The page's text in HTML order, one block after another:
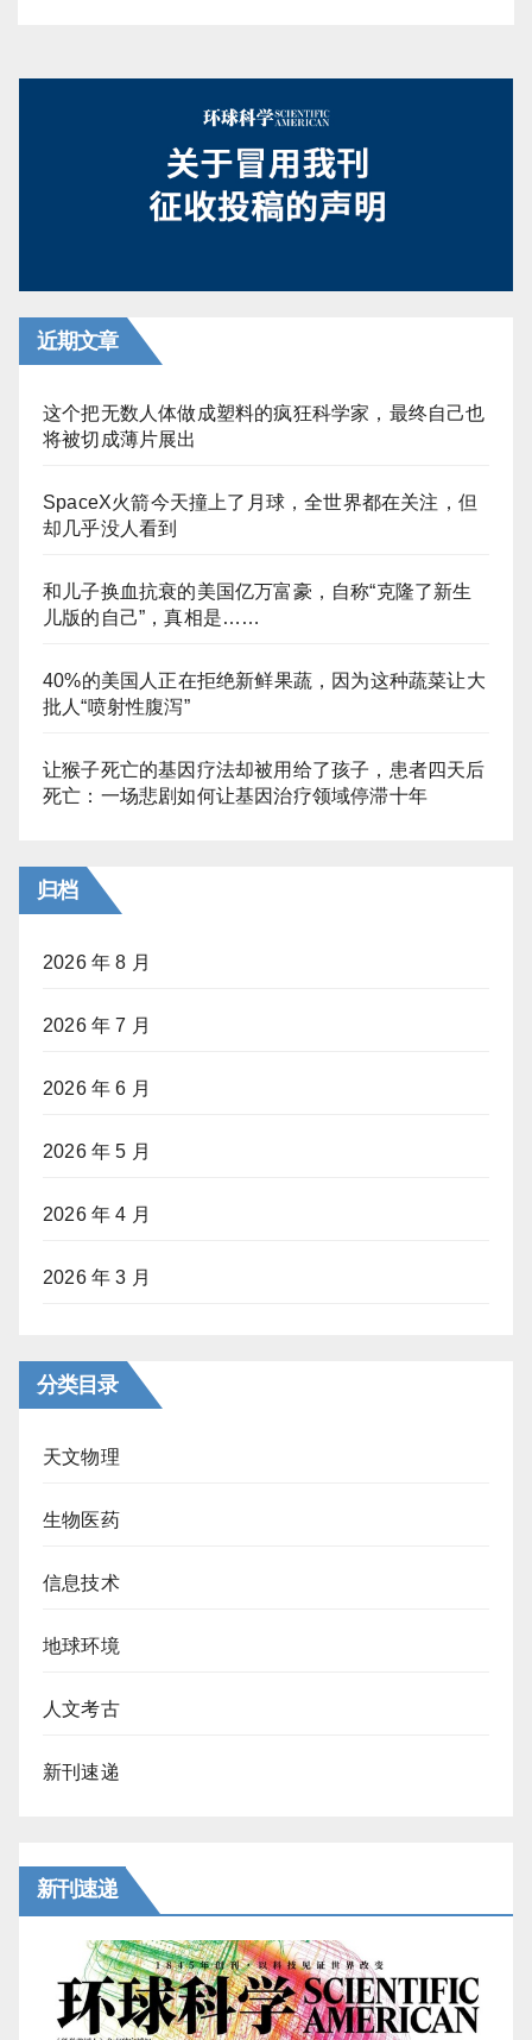
近期文章
这个把无数人体做成塑料的疯狂科学家，最终自己也
将被切成薄片展出
SpaceX火箭今天撞上了月球，全世界都在关注，但
却几乎没人看到
和儿子换血抗衰的美国亿万富豪，自称“克隆了新生
儿版的自己”，真相是……
40%的美国人正在拒绝新鲜果蔬，因为这种蔬菜让大
批人“喷射性腹泻”
让猴子死亡的基因疗法却被用给了孩子，患者四天后
死亡：一场悲剧如何让基因治疗领域停滞十年
归档
2026 年 8 月
2026 年 7 月
2026 年 6 月
2026 年 5 月
2026 年 4 月
2026 年 3 月
分类目录
天文物理
生物医药
信息技术
地球环境
人文考古
新刊速递
新刊速递